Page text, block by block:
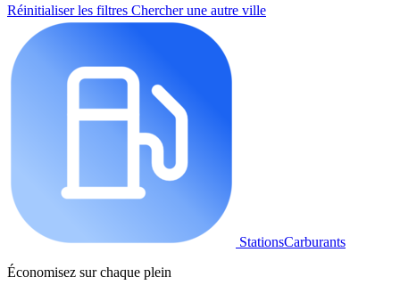
Réinitialiser les filtres Chercher une autre ville
StationsCarburants
Économisez sur chaque plein